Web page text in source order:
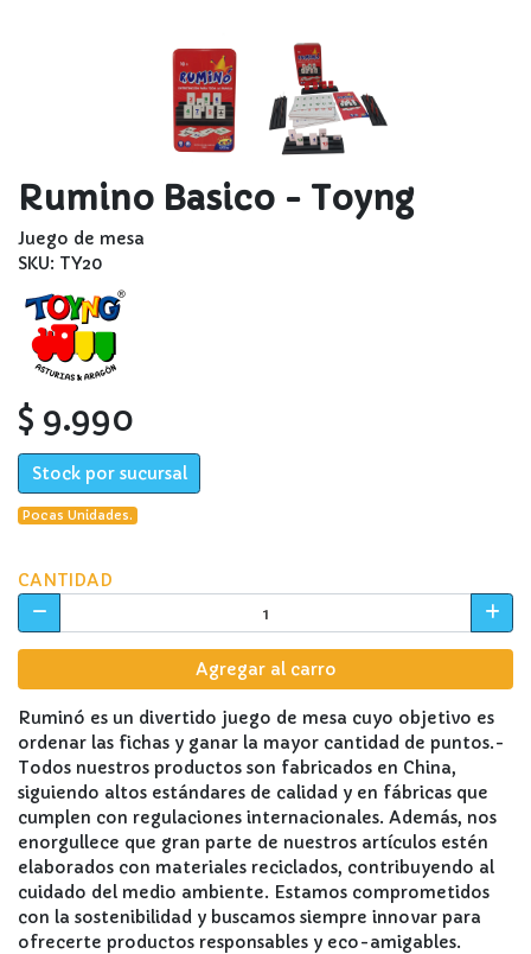
Rumino Basico - Toyng
Juego de mesa
SKU: TY20
$ 9.990
Stock por sucursal
Pocas Unidades.
CANTIDAD
Agregar al carro
Ruminó es un divertido juego de mesa cuyo objetivo es
ordenar las fichas y ganar la mayor cantidad de puntos.-
Todos nuestros productos son fabricados en China,
siguiendo altos estándares de calidad y en fábricas que
cumplen con regulaciones internacionales. Además, nos
enorgullece que gran parte de nuestros artículos estén
elaborados con materiales reciclados, contribuyendo al
cuidado del medio ambiente. Estamos comprometidos
con la sostenibilidad y buscamos siempre innovar para
ofrecerte productos responsables y eco-amigables.